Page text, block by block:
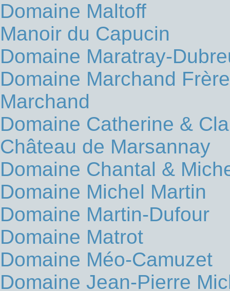
Domaine Maltoff
Manoir du Capucin
Domaine Maratray-
Domaine Marchand
Marchand
Domaine Catherine &
Château de Marsannay
Domaine Chantal &
Domaine Michel Martin
Domaine Martin-Dufour
Domaine Matrot
Domaine Méo-Camuzet
Domaine Jean-Pierre